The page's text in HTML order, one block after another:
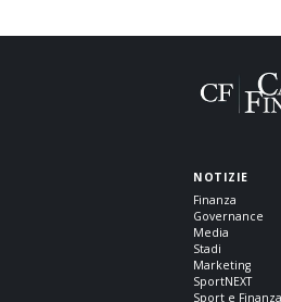
NOTIZIE
Finanza
Governance
Media
Stadi
Marketing
SportNEXT
Sport e Finanza